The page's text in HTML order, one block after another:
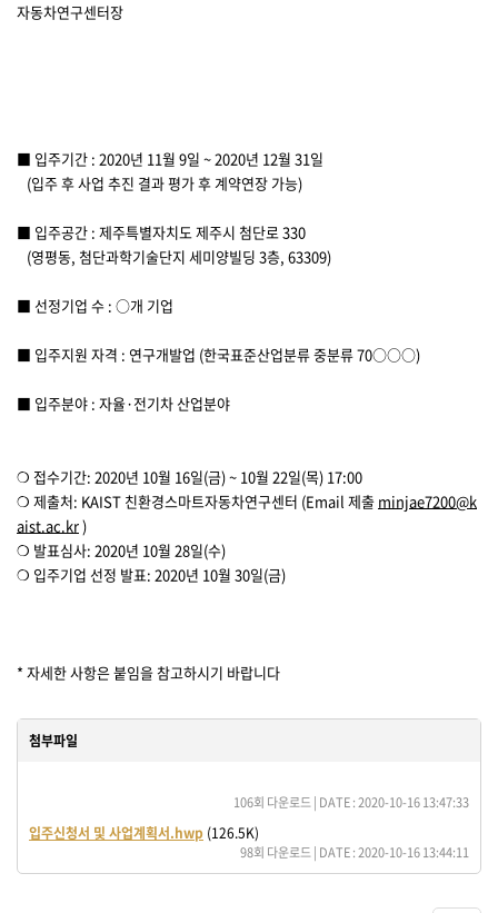
자동차연구센터장
■ 입주기간 : 2020년 11월 9일 ~ 2020년 12월 31일
(입주 후 사업 추진 결과 평가 후 계약연장 가능)
■ 입주공간 : 제주특별자치도 제주시 첨단로 330
(영평동, 첨단과학기술단지 세미양빌딩 3층, 63309)
■ 선정기업 수 : ○개 기업
■ 입주지원 자격 : 연구개발업 (한국표준산업분류 중분류 70○○○)
■ 입주분야 : 자율·전기차 산업분야
❍ 접수기간: 2020년 10월 16일(금) ~ 10월 22일(목) 17:00
❍ 제출처: KAIST 친환경스마트자동차연구센터 (Email 제출 minjae7200@k
aist.ac.kr)
❍ 발표심사: 2020년 10월 28일(수)
❍ 입주기업 선정 발표: 2020년 10월 30일(금)
* 자세한 사항은 붙임을 참고하시기 바랍니다
첨부파일
106회 다운로드 | DATE : 2020-10-16 13:47:33
입주신청서 및 사업계획서.hwp (126.5K)
98회 다운로드 | DATE : 2020-10-16 13:44:11